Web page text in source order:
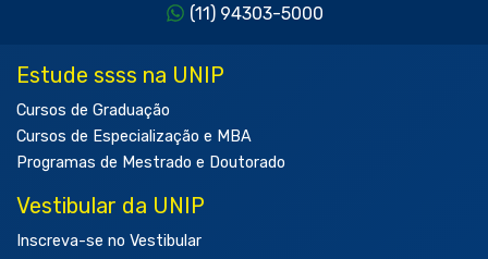
(11) 94303-5000
Estude ssss na UNIP
Cursos de Graduação
Cursos de Especialização e MBA
Programas de Mestrado e Doutorado
Vestibular da UNIP
Inscreva-se no Vestibular